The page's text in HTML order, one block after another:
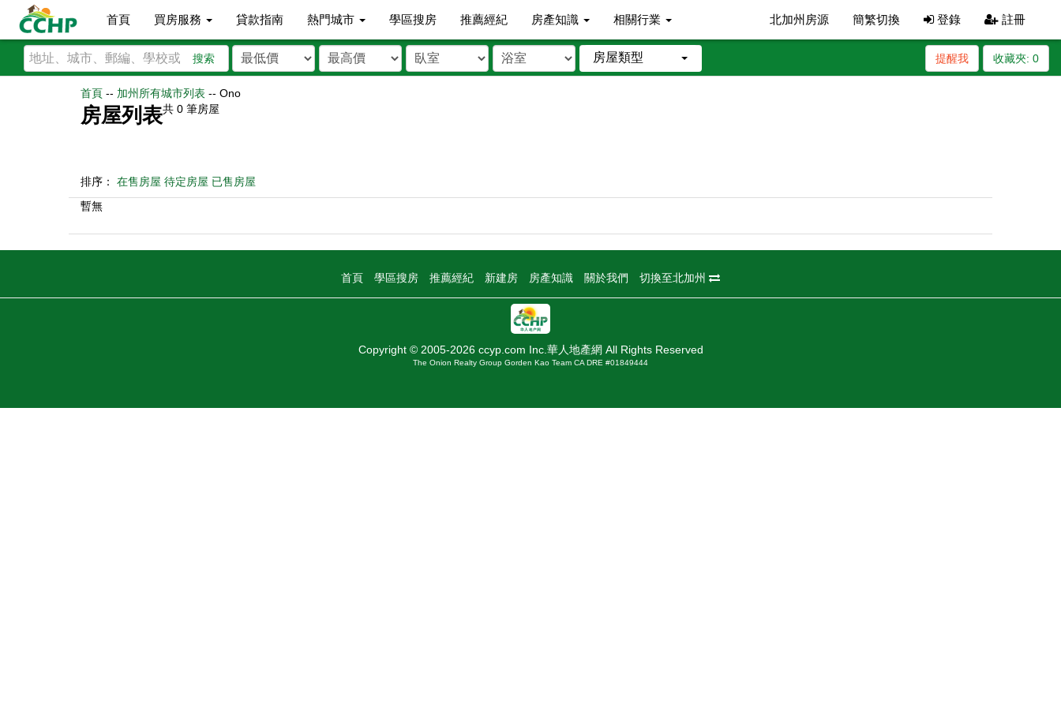
首頁 買房服務 貸款指南 熱門城市 學區搜房 推薦經紀 房產知識 相關行業 北加州房源 簡繁切換 登錄 註冊
搜索 房屋類型 收藏夾: 0
提醒我
首頁 -- 加州所有城市列表 -- Ono
房屋列表共 0 筆房屋
排序： 在售房屋 待定房屋 已售房屋
暫無
首頁 學區搜房 推薦經紀 新建房 房產知識 關於我們 切換至北加州
Copyright © 2005-2026 ccyp.com Inc.華人地產網 All Rights Reserved
The Onion Realty Group Gorden Kao Team CA DRE #01849444